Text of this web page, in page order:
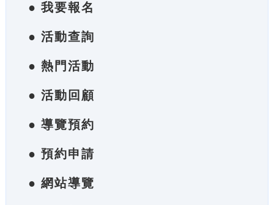
● 我要報名
● 活動查詢
● 熱門活動
● 活動回顧
● 導覽預約
● 預約申請
● 網站導覽